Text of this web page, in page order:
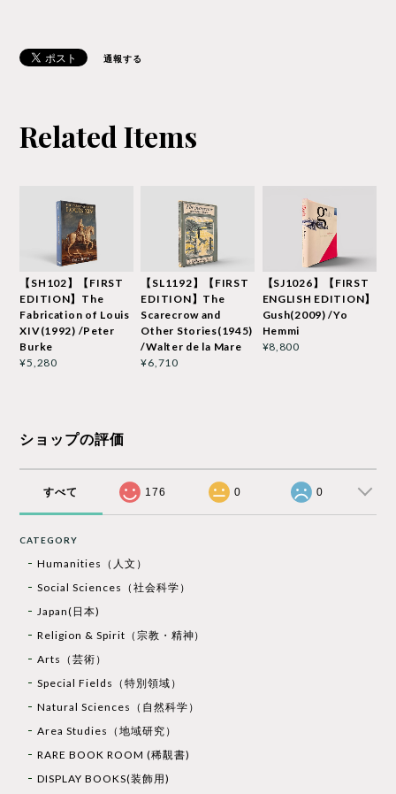
通報する
Related Items
【SH102】【FIRST
EDITION】The
Fabrication of Louis
XIV(1992) /Peter
Burke
¥5,280
【SL1192】【FIRST
EDITION】The
Scarecrow and
Other Stories(1945)
/Walter de la Mare
¥6,710
【SJ1026】【FIRST
ENGLISH EDITION】
Gush(2009) /Yo
Hemmi
¥8,800
ショップの評価
すべて 176 0 0
CATEGORY
Humanities（人文）
Social Sciences（社会科学）
Japan(日本)
Religion & Spirit（宗教・精神）
Arts（芸術）
Special Fields（特別領域）
Natural Sciences（自然科学）
Area Studies（地域研究）
RARE BOOK ROOM (稀覯書)
DISPLAY BOOKS(装飾用)